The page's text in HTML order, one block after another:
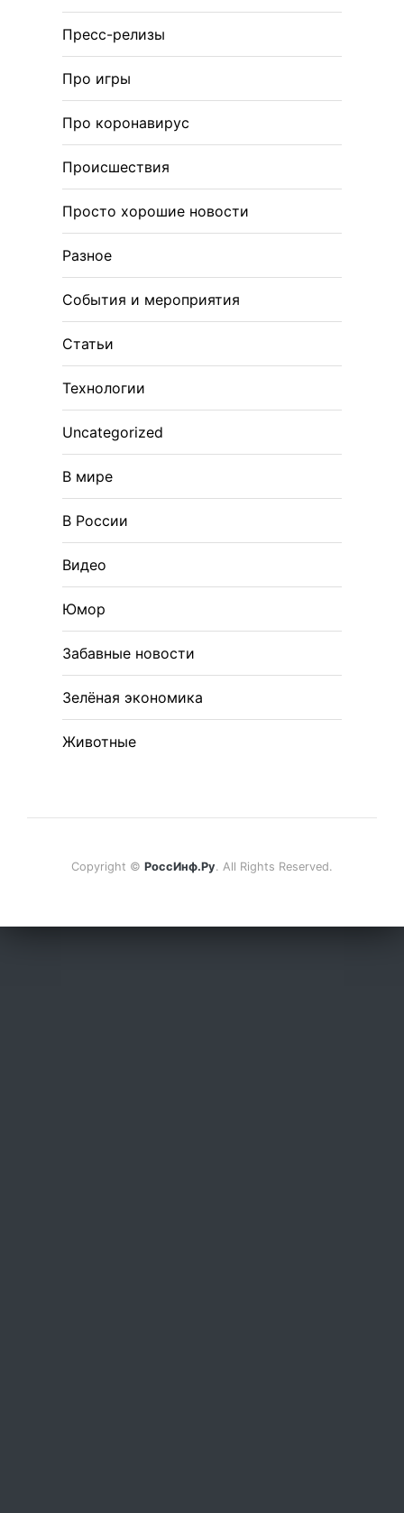
Пресс-релизы
Про игры
Про коронавирус
Происшествия
Просто хорошие новости
Разное
События и мероприятия
Статьи
Технологии
Uncategorized
В мире
В России
Видео
Юмор
Забавные новости
Зелёная экономика
Животные
Copyright © РоссИнф.Ру. All Rights Reserved.